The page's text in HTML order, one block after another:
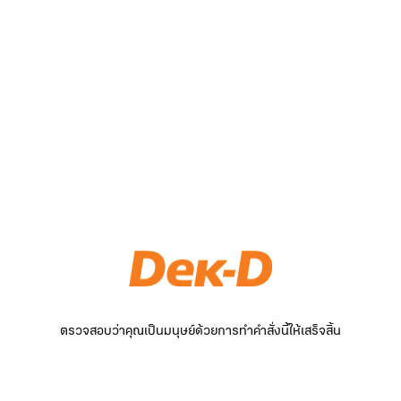
ตรวจสอบว่าคุณเป็นมนุษย์ด้วยการทำคำสั่งนี้ให้เสร็จสิ้น